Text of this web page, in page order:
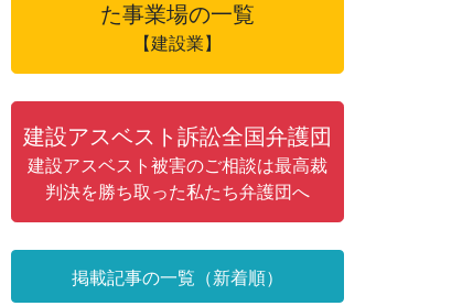
た事業場の一覧
【建設業】
建設アスベスト訴訟全国弁護団
建設アスベスト被害のご相談は最高裁
判決を勝ち取った私たち弁護団へ
掲載記事の一覧（新着順）